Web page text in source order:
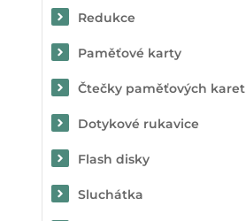
Redukce
Paměťové karty
Čtečky paměťových karet
Dotykové rukavice
Flash disky
Sluchátka